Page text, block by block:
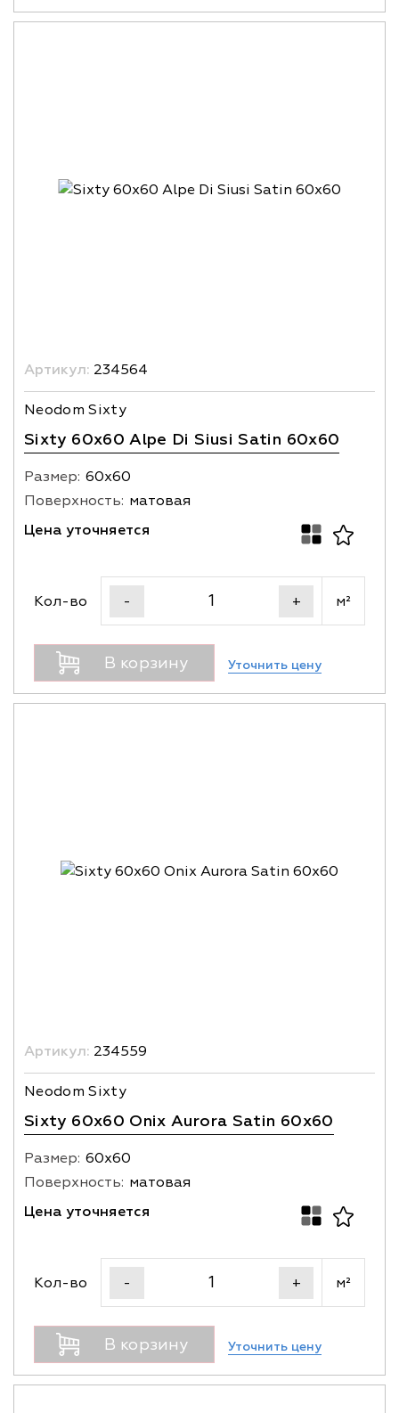
Артикул: 234564
Neodom Sixty
Sixty 60x60 Alpe Di Siusi Satin 60x60
Размер: 60х60
Поверхность: матовая
Цена уточняется
Кол-во - + м²
В корзину Уточнить цену
Артикул: 234559
Neodom Sixty
Sixty 60x60 Onix Aurora Satin 60x60
Размер: 60х60
Поверхность: матовая
Цена уточняется
Кол-во - + м²
В корзину Уточнить цену